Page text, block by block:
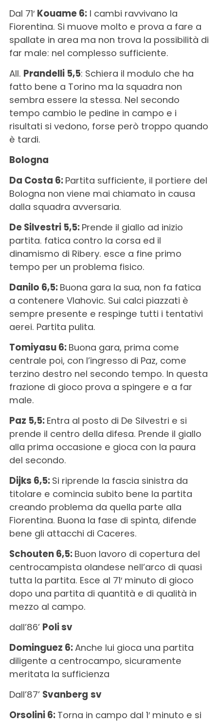
Dal 71′ Kouame 6:I cambi ravvivano la
Fiorentina. Si muove molto e prova a fare a
spallate in area ma non trova la possibilità di
far male: nel complesso sufficiente.
All. Prandelli 5,5: Schiera il modulo che ha
fatto bene a Torino ma la squadra non
sembra essere la stessa. Nel secondo
tempo cambio le pedine in campo e i
risultati si vedono, forse però troppo quando
è tardi.
Bologna
Da Costa 6: Partita sufficiente, il portiere del
Bologna non viene mai chiamato in causa
dalla squadra avversaria.
De Silvestri 5,5: Prende il giallo ad inizio
partita. fatica contro la corsa ed il
dinamismo di Ribery. esce a fine primo
tempo per un problema fisico.
Danilo 6,5: Buona gara la sua, non fa fatica
a contenere Vlahovic. Sui calci piazzati è
sempre presente e respinge tutti i tentativi
aerei. Partita pulita.
Tomiyasu 6: Buona gara, prima come
centrale poi, con l’ingresso di Paz, come
terzino destro nel secondo tempo. In questa
frazione di gioco prova a spingere e a far
male.
Paz 5,5: Entra al posto di De Silvestri e si
prende il centro della difesa. Prende il giallo
alla prima occasione e gioca con la paura
del secondo.
Dijks 6,5: Si riprende la fascia sinistra da
titolare e comincia subito bene la partita
creando problema da quella parte alla
Fiorentina. Buona la fase di spinta, difende
bene gli attacchi di Caceres.
Schouten 6,5: Buon lavoro di copertura del
centrocampista olandese nell’arco di quasi
tutta la partita. Esce al 71′ minuto di gioco
dopo una partita di quantità e di qualità in
mezzo al campo.
dall’86’ Poli sv
Dominguez 6:Anche lui gioca una partita
diligente a centrocampo, sicuramente
meritata la sufficienza
Dall’87’ Svanberg sv
Orsolini 6: Torna in campo dal 1′ minuto e si